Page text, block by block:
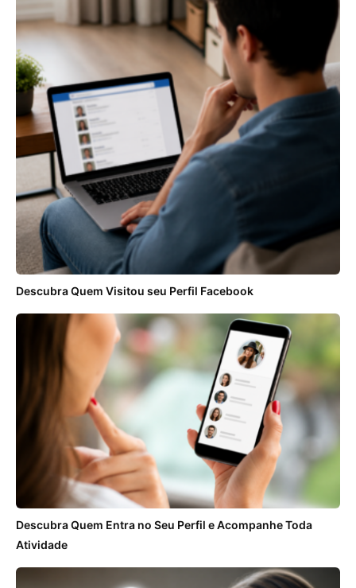
Descubra Quem Visitou seu Perfil Facebook
Descubra Quem Entra no Seu Perfil e Acompanhe Toda
Atividade